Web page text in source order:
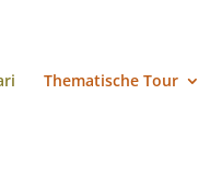
Thematische Tour